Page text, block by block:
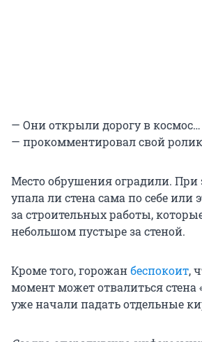
— Они открыли дорогу в космос…
— прокомментировал свой
Место обрушения оградили. При
упала ли стена сама по себе или
за строительных работы,
небольшом пустыре за стеной.
Кроме того, горожанбеспокоит,
момент может отвалиться стена
уже начали падать отдельные